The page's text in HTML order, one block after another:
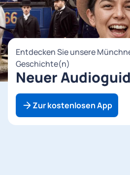
M
o
b
l
Entdecken Sie unsere
Geschichte(n)
Neuer
Zur kostenlosen App